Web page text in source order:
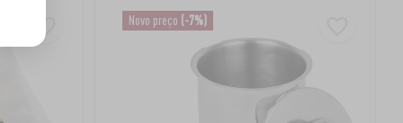
Novo preço (-7%)